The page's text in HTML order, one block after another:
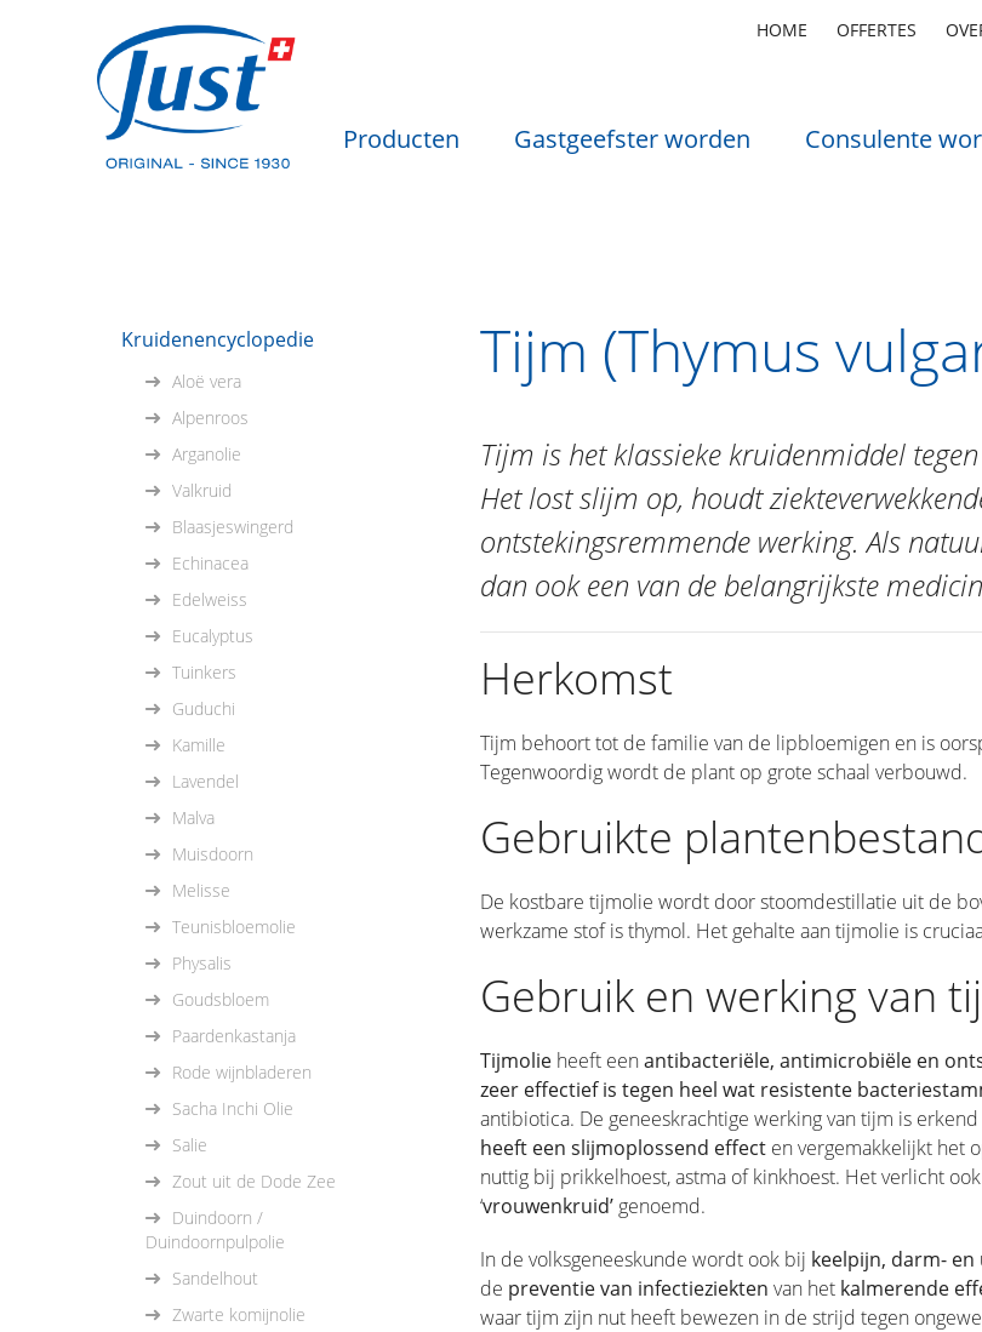
HOME OFFERTES
Producten Gastgeefster worden Consulente
Kruidenencyclopedie
Aloë vera
Alpenroos
Arganolie
Valkruid
Blaasjeswingerd
Echinacea
Edelweiss
Eucalyptus
Tuinkers
Guduchi
Kamille
Lavendel
Malva
Muisdoorn
Melisse
Teunisbloemolie
Physalis
Goudsbloem
Paardenkastanja
Rode wijnbladeren
Sacha Inchi Olie
Salie
Zout uit de Dode Zee
Duindoorn /
Duindoornpulpolie
Sandelhout
Zwarte komijnolie
Tijm (Thymus
Tijm is het klassieke kruidenmiddel
Het lost slijm op, houdt
ontstekingsremmende werking. Als
dan ook een van de belangrijkste
Herkomst
Tijm behoort tot de familie van de lipbloemigen en is
Tegenwoordig wordt de plant op grote schaal verbouwd.
Gebruikte
De kostbare tijmolie wordt door stoomdestillatie uit de
werkzame stof is thymol. Het gehalte aan tijmolie is
Gebruik en werking van
Tijmolie heeft eenantibacteriële, antimicrobiële en
zeer effectief is tegen heel wat resistente
antibiotica. De geneeskrachtige werking van tijm is
heeft een slijmoplossend effect en vergemakkelijkt het
nuttig bij prikkelhoest, astma of kinkhoest. Het verlicht
‘vrouwenkruid’ genoemd.
In de volksgeneeskunde wordt ook bij keelpijn, darm-
de preventie van infectieziekten van het kalmerende
waar tijm zijn nut heeft bewezen in de strijd tegen